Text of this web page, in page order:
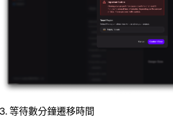
等待數分鐘遷移時間